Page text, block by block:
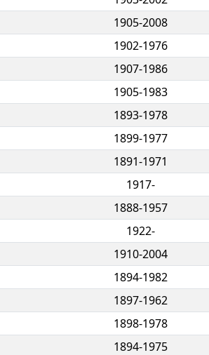
1905-2008
1902-1976
1907-1986
1905-1983
1893-1978
1899-1977
1891-1971
1917-
1888-1957
1922-
1910-2004
1894-1982
1897-1962
1898-1978
1894-1975